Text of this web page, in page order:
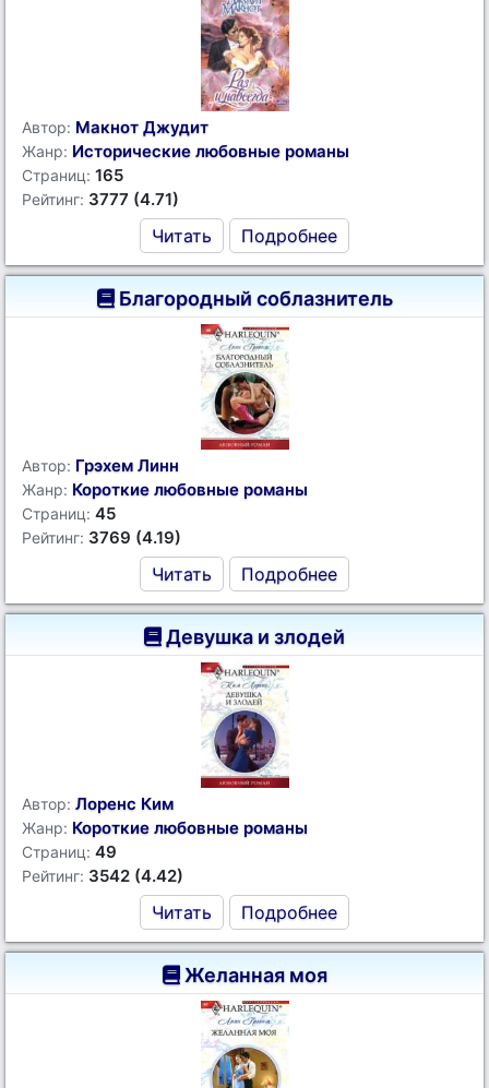
Автор: Макнот Джудит
Жанр: Исторические любовные романы
Страниц: 165
Рейтинг: 3777 (4.71)
Читать Подробнее
Благородный соблазнитель
Автор: Грэхем Линн
Жанр: Короткие любовные романы
Страниц: 45
Рейтинг: 3769 (4.19)
Читать Подробнее
Девушка и злодей
Автор: Лоренс Ким
Жанр: Короткие любовные романы
Страниц: 49
Рейтинг: 3542 (4.42)
Читать Подробнее
Желанная моя